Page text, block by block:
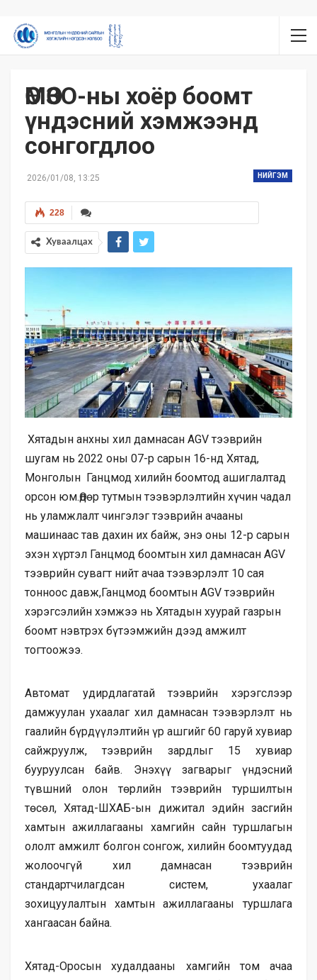
ӨМӨЗО-ны хоёр боомт
үндэсний хэмжээнд
сонгогдлоо
НИЙГЭМ
2026/01/08, 13:25
228
Хуваалцах
Хятадын анхны хил дамнасан AGV тээврийн
шугам нь 2022 оны 07-р сарын 16-нд Хятад,
Монголын Ганцмод хилийн боомтод ашиглалтад
орсон юм.Өдөр тутмын тээвэрлэлтийн хүчин чадал
нь уламжлалт чингэлэг тээврийн ачааны
машинаас тав дахин их байж, энэ оны 12-р сарын
эхэн хүртэл Ганцмод боомтын хил дамнасан AGV
тээврийн сувагт нийт ачаа тээвэрлэлт 10 сая
тонноос давж,Ганцмод боомтын AGV тээврийн
хэрэгсэлийн хэмжээ нь Хятадын хуурай газрын
боомт нэвтрэх бүтээмжийн дээд амжилт
тогтоожээ.
Автомат удирдлагатай тээврийн хэрэгслээр
дамжуулан ухаалаг хил дамнасан тээвэрлэлт нь
гаалийн бүрдүүлэлтийн үр ашгийг 60 гаруй хувиар
сайжруулж, тээврийн зардлыг 15 хувиар
бууруулсан байв. Энэхүү загварыг үндэсний
түвшний олон төрлийн тээврийн туршилтын
төсөл, Хятад-ШХАБ-ын дижитал эдийн засгийн
хамтын ажиллагааны хамгийн сайн туршлагын
ололт амжилт болгон сонгож, хилийн боомтуудад
жолоочгүй хил дамнасан тээврийн
стандартчилагдсан систем, ухаалаг
зохицуулалтын хамтын ажиллагааны туршлага
хангаасан байна.
Хятад-Оросын худалдааны хамгийн том ачаа